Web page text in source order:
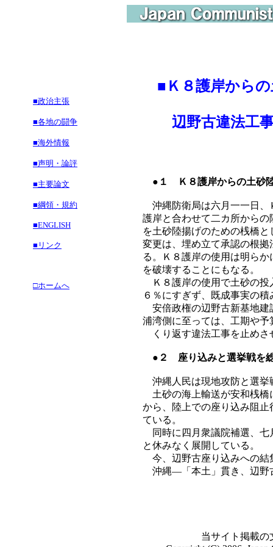
■政治主張
■各地の闘争
■海外情報
■声明・論評
■主要論文
■綱領・規約
■ENGLISH
■リンク
□ホームへ
■ Ｋ８護岸から
辺野古違法工事
●１ Ｋ８護岸からの土砂
沖縄防衛局は六月一一日、
護岸と合わせて二カ所から
を土砂陸揚げのための桟橋
変更は、埋め立て承認の根
る。Ｋ８護岸の使用は明ら
を破壊することにもなる。
Ｋ８護岸の使用で土砂の投
６％にすぎず、既成事実の
安倍政権の辺野古新基地建
浦湾側に至っては、工期や
くり返す違法工事を止めさ
●２ 座り込みと選挙戦を
沖縄人民は現地攻防と選挙
土砂の海上輸送が安和桟橋
から、陸上での座り込み阻
ている。
同時に四月衆議院補選、七
と休みなく展開している。
今、辺野古座り込みへの結
沖縄―「本土」貫き、辺野
当サイト掲載の